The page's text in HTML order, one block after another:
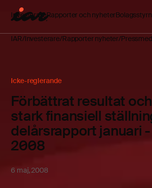
InvesterareRapporter och nyheter
IAR Investerare Rapporter nyheter
Icke-reglerande
Förbättrat resultat
stark finansiell
delårsrapport januari
2008
6 maj, 2008